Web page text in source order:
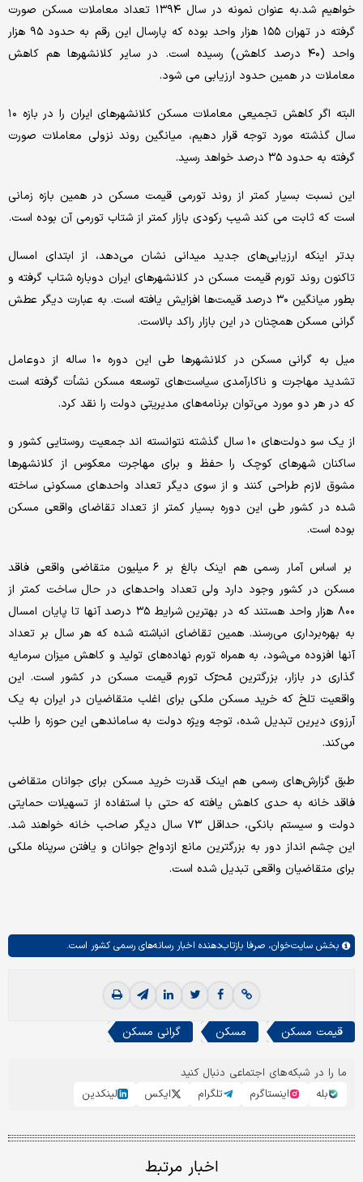
خواهیم شد.به عنوان نمونه در سال ۱۳۹۴ تعداد معاملات مسکن صورت
گرفته در تهران ۱۵۵ هزار واحد بوده که پارسال این رقم به حدود ۹۵ هزار
واحد (۴۰ درصد کاهش) رسیده است. در سایر کلانشهرها هم کاهش
معاملات در همین حدود ارزیابی می شود.
البته اگر کاهش تجمیعی معاملات مسکن کلانشهرهای ایران را در بازه ۱۰
سال گذشته مورد توجه قرار دهیم، میانگین روند نزولی معاملات صورت
گرفته به حدود ۳۵ درصد خواهد رسید.
این نسبت بسیار کمتر از روند تورمی قیمت مسکن در همین بازه زمانی
است که ثابت می کند شیب رکودی بازار کمتر از شتاب تورمی آن بوده است.
بدتر اینکه ارزیابی‌های جدید میدانی نشان می‌دهد، از ابتدای امسال
تاکنون روند تورم قیمت مسکن در کلانشهرهای ایران دوباره شتاب گرفته و
بطور میانگین ۳۰ درصد قیمت‌ها افزایش یافته است. به عبارت دیگر عطش
گرانی مسکن همچنان در این بازار راکد بالاست.
میل به گرانی مسکن در کلانشهرها طی این دوره ۱۰ ساله از دوعامل
تشدید مهاجرت و ناکارآمدی سیاست‌های توسعه مسکن نشأت گرفته است
که در هر دو مورد می‌توان برنامه‌های مدیریتی دولت را نقد کرد.
از یک سو دولت‌های ۱۰ سال گذشته نتوانسته اند جمعیت روستایی کشور و
ساکنان شهرهای کوچک را حفظ و برای مهاجرت معکوس از کلانشهرها
مشوق لازم طراحی کنند و از سوی دیگر تعداد واحدهای مسکونی ساخته
شده در کشور طی این دوره بسیار کمتر از تعداد تقاضای واقعی مسکن
بوده است.
بر اساس آمار رسمی هم اینک بالغ بر ۶ میلیون متقاضی واقعی فاقد
مسکن در کشور وجود دارد ولی تعداد واحدهای در حال ساخت کمتر از
۸۰۰ هزار واحد هستند که در بهترین شرایط ۳۵ درصد آنها تا پایان امسال
به بهره‌برداری می‌رسند. همین تقاضای انباشته شده که هر سال بر تعداد
آنها افزوده می‌شود، به همراه تورم نهاده‌های تولید و کاهش میزان سرمایه
گذاری در بازار، بزرگترین مُحرّک تورم قیمت مسکن در کشور است. این
واقعیت تلخ که خرید مسکن ملکی برای اغلب متقاضیان در ایران به یک
آرزوی دیرین تبدیل شده، توجه ویژه دولت به ساماندهی این حوزه را طلب
می‌کند.
طبق گزارش‌های رسمی هم اینک قدرت خرید مسکن برای جوانان متقاضی
فاقد خانه به حدی کاهش یافته که حتی با استفاده از تسهیلات حمایتی
دولت و سیستم بانکی، حداقل ۷۳ سال دیگر صاحب خانه خواهند شد.
این چشم انداز دور به بزرگترین مانع ازدواج جوانان و یافتن سرپناه ملکی
برای متقاضیان واقعی تبدیل شده است.
بخش سایت‌خوان، صرفا بازتاب‌دهنده اخبار رسانه‌های رسمی کشور است.
قیمت مسکن مسکن گرانی مسکن
ما را در شبکه‌های اجتماعی دنبال کنید
بله
اینستاگرم تلگرام ایکس لینکدین
اخبار مرتبط